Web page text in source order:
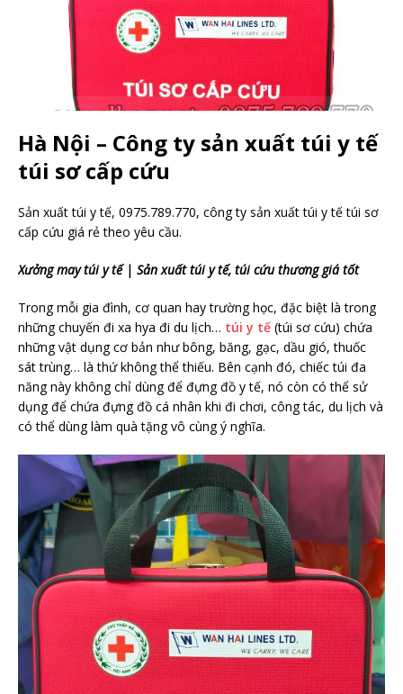
Hà Nội – Công ty sản xuất túi y tế
túi sơ cấp cứu
Sản xuất túi y tế, 0975.789.770, công ty sản xuất túi y tế túi sơ
cấp cứu giá rẻ theo yêu cầu.
Xưởng may túi y tế | Sản xuất túi y tế, túi cứu thương giá tốt
Trong mỗi gia đình, cơ quan hay trường học, đặc biệt là trong
những chuyến đi xa hya đi du lịch… túi y tế (túi sơ cứu) chứa
những vật dụng cơ bản như bông, băng, gạc, dầu gió, thuốc
sát trùng… là thứ không thể thiếu. Bên cạnh đó, chiếc túi đa
năng này không chỉ dùng để đựng đồ y tế, nó còn có thể sử
dụng để chứa đựng đồ cá nhân khi đi chơi, công tác, du lịch và
có thể dùng làm quà tặng vô cùng ý nghĩa.